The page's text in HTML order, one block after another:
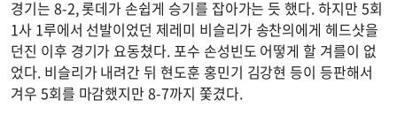
경기는 8-2, 롯데가 손쉽게 승기를 잡아가는 듯 했다. 하지만 5회
1사 1루에서 선발이었던 제레미 비슬리가 송찬의에게 헤드샷을
던진 이후 경기가 요동쳤다. 포수 손성빈도 어떻게 할 겨를이 없
었다. 비슬리가 내려간 뒤 현도훈 홍민기 김강현 등이 등판해서
겨우 5회를 마감했지만 8-7까지 쫓겼다.